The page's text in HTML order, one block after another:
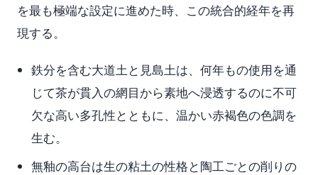
を最も極端な設定に進めた時、この統合的経年を再
現する。
鉄分を含む大道土と見島土は、何年もの使用を通
じて茶が貫入の網目から素地へ浸透するのに不可
欠な高い多孔性とともに、温かい赤褐色の色調を
生む。
無釉の高台は生の粘土の性格と陶工ごとの削りの